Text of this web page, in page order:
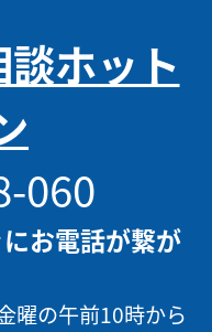
ホット
060
お電話が繋が
曜の午前10時から